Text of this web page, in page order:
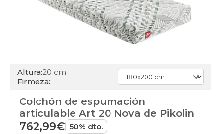
Altura:20 cm
Firmeza:
Colchón de espumación
articulable Art 20 Nova de Pikolin
762,99€ 50% dto.